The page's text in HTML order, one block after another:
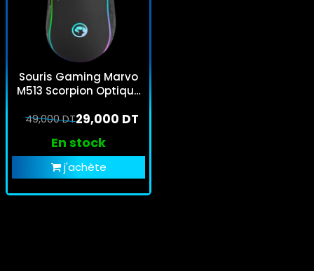
Souris Gaming Marvo
M513 Scorpion Optique
2.0 Windows
29,000 DT
49,000 DT
En stock
j'achète